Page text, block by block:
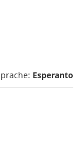
Esperanto